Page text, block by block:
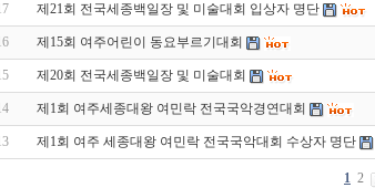
제21회 전국세종백일장 및 미술대회 입상자 명단
제15회 여주어린이 동요부르기대회
제20회 전국세종백일장 및 미술대회
제1회 여주세종대왕 여민락 전국국악경연대회
제1회 여주 세종대왕 여민락 전국국악대회 수상자 명단
1 2